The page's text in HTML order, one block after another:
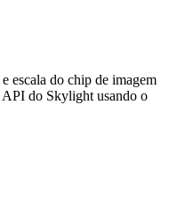
e escala do chip de imagem
API do Skylight usando o